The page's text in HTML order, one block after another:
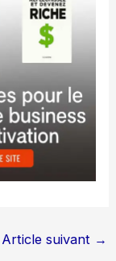
Article suivant →